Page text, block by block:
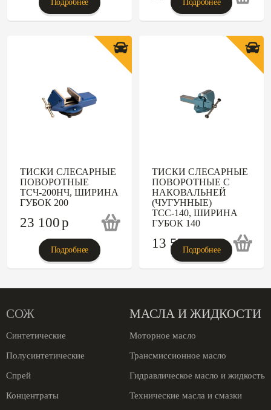
Подробнее Подробнее
ТИСКИ СЛЕСАРНЫЕ
ПОВОРОТНЫЕ
ТСЧ-200НЧ, ШИРИНА
ГУБОК 200
23 100p
Подробнее
ТИСКИ СЛЕСАРНЫЕ
ПОВОРОТНЫЕ С
НАКОВАЛЬНЕЙ
(ЧУГУННЫЕ)
ТСС-140, ШИРИНА
ГУБОК 140
13 575p
Подробнее
СОЖ
Синтетические
Полусинтетические
Спрей
Концентраты
МАСЛА И ЖИДКОСТИ
Моторное масло
Трансмиссионное масло
Гидравлическое масло и жидкость
Технические масла и смазки